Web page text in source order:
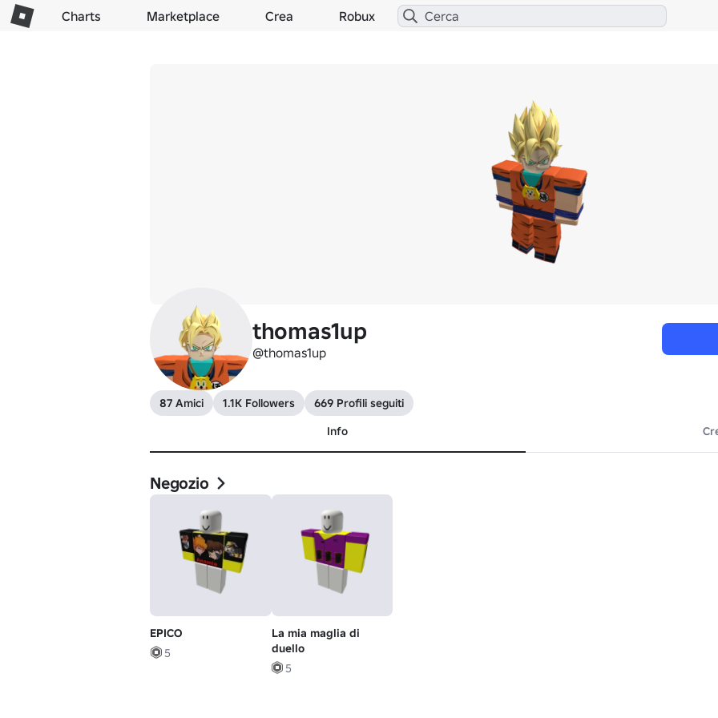
Charts Marketplace Crea Robux
thomas1up
@thomas1up
87 Amici 1.1K Followers
669 Profili seguiti
Info
Negozio
EPICO
5
La mia maglia di
duello
5